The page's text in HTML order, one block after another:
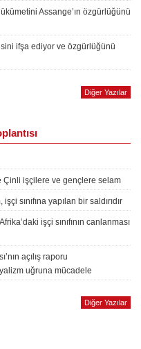
Assange’ın özgürlüğünü
ifşa ediyor ve özgürlüğünü
Diğer Yazılar
Çinli işçilere ve gençlere selam
sınıfına yapılan bir saldırıdır
işçi sınıfının canlanması
açılış raporu
uğruna mücadele
Diğer Yazılar